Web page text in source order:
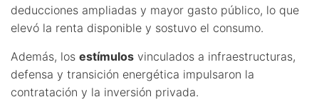
deducciones ampliadas y mayor gasto público, lo que
elevó la renta disponible y sostuvo el consumo.
Además, los estímulos vinculados a infraestructuras,
defensa y transición energética impulsaron la
contratación y la inversión privada.